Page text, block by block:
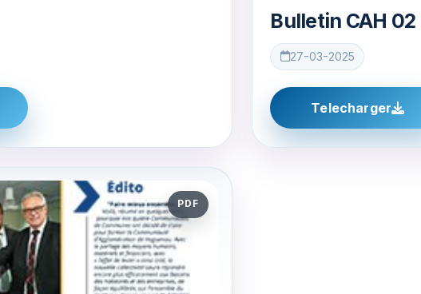
Bulletin CAH 02
27-03-2025
Telecharger
PDF